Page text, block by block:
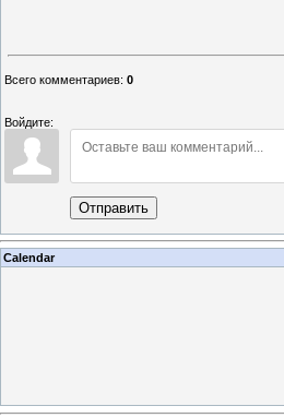
Всего комментариев: 0
Войдите:
Отправить
Calendar